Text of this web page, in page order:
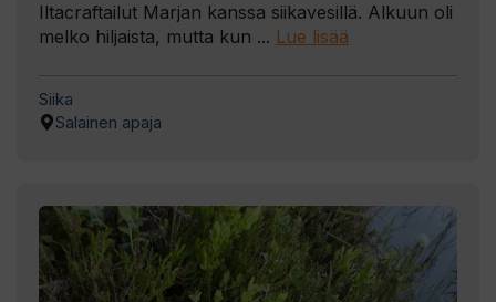
Iltacraftailut Marjan kanssa siikavesillä. Alkuun oli
melko hiljaista, mutta kun ... Lue lisää
Siika
Salainen apaja